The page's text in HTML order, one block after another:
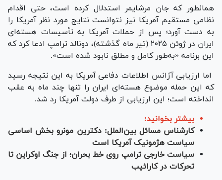
همان‎طور که جان مرشایمر ​​استدلال کرده است، حتی اقدام
نظامی مستقیم آمریکا نیز نتوانست نتایج مورد نظر آمریکا را
به دست آورد؛ پس از حملات آمریکا به تأسیسات هسته‌ای
ایران در ژوئن ۲۰۲۵ (تیر ماه گذشته)، دونالد ترامپ ادعا کرد که
این برنامه «به‌طور کامل و مطلق نابود شده است».
اما ارزیابی آژانس اطلاعات دفاعی آمریکا به این نتیجه رسید
که این حمله موضوع هسته‌ای ایران را تنها چند ماه به عقب
انداخته است؛ این ارزیابی از طرف دولت آمریکا رد شد.
بیشتر بخوانید:
کارشناس مسائل بین‌الملل: دکترین مونرو بخش اساسی
سیاست هژمونیک آمریکا است
سیاست خارجی ترامپ روی خط بحران؛ از جنگ اوکراین تا
تحرکات در کارائیب